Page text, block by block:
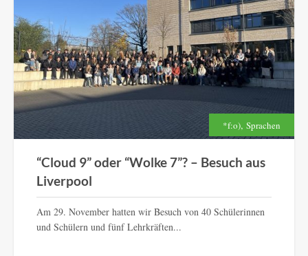
*f:o), Sprachen
“Cloud 9” oder “Wolke 7”? – Besuch aus
Liverpool
Am 29. November hatten wir Besuch von 40 Schülerinnen
und Schülern und fünf Lehrkräften...